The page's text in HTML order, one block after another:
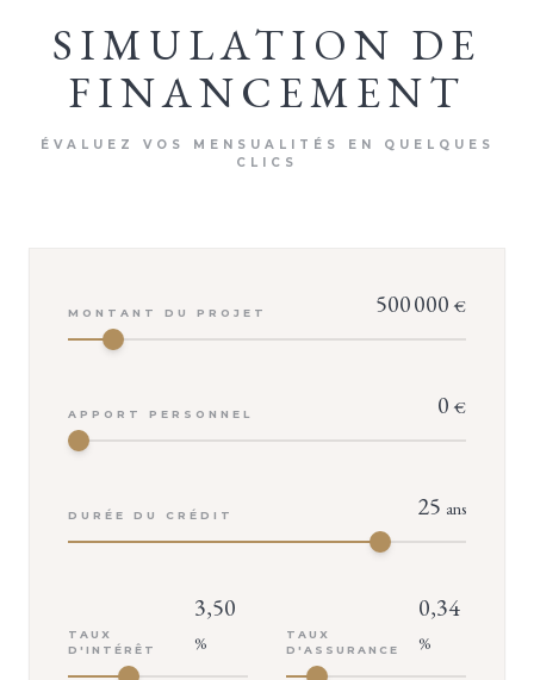
SIMULATION DE
FINANCEMENT
ÉVALUEZ VOS MENSUALITÉS EN QUELQUES
CLICS
MONTANT DU PROJET 500 000 €
APPORT PERSONNEL 0 €
DURÉE DU CRÉDIT 25 ans
TAUX
D'INTÉRÊT
3,50
%
TAUX
D'ASSURANCE
0,34
%